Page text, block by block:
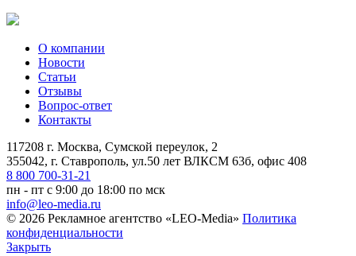
О компании
Новости
Статьи
Отзывы
Вопрос-ответ
Контакты
117208 г. Москва, Сумской переулок, 2
355042, г. Ставрополь, ул.50 лет ВЛКСМ 63б, офис 408
8 800 700-31-21
пн - пт с 9:00 до 18:00 по мск
info@leo-media.ru
© 2026 Рекламное агентство «LEO-Media» Политика
конфиденциальности
Закрыть